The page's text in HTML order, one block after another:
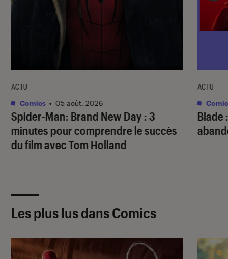
Spider-Man: Brand New Day : 3
minutes pour comprendre le succès
du film avec Tom Holland
ACTU
Comics • 05 août. 2026
Blade
ACTU
Les plus lus dans Comics